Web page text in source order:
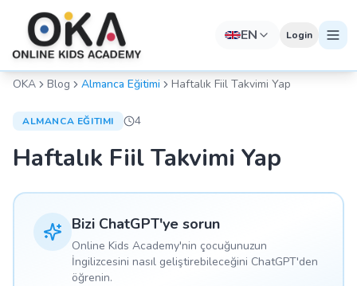
EN Login
OKA Blog Almanca Eğitimi Haftalık Fiil Takvimi Yap
ALMANCA EĞITIMI 4
Haftalık Fiil Takvimi Yap
Bizi ChatGPT'ye sorun
Online Kids Academy'nin çocuğunuzun
İngilizcesini nasıl geliştirebileceğini ChatGPT'den
öğrenin.